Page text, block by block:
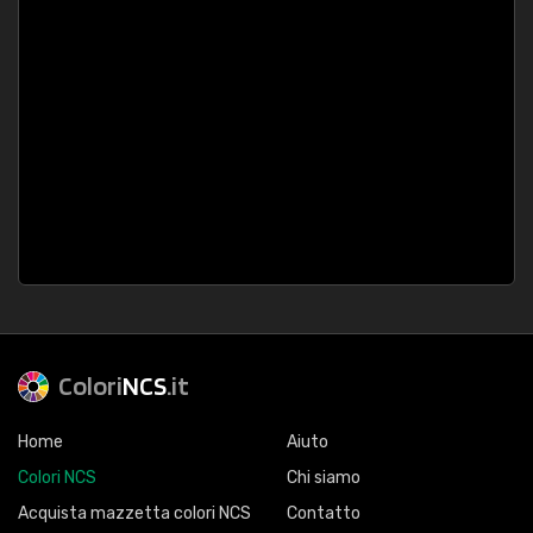
ColoriNCS.it
Home
Colori NCS
Acquista mazzetta colori NCS
Aiuto
Chi siamo
Contatto